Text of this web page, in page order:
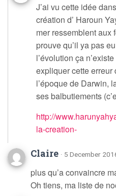
J’ai vu cette idée
création d’ Haroun
mer ressemblent aux
prouve qu’il ya pas
l’évolution ça
expliquer cette erreur
l’époque de Darwin,
ses balbutiements
http://
la-creation-
Claire · 5 December
plus qu’a convaincre
Oh tiens, ma liste de